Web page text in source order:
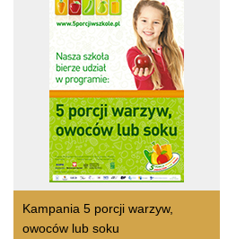
Kampania 5 porcji warzyw,
owoców lub soku